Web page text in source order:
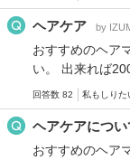
ヘアケア by
おすすめのヘア
い。 出来れば
回答数 82 私もしりた
ヘアケアについ
おすすめのヘア